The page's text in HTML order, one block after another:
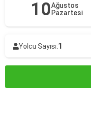
10Ağustos
Pazartesi
Yolcu Sayısı:1